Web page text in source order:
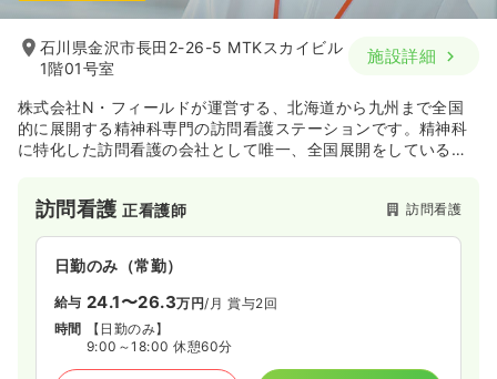
石川県金沢市長田2-26-5 MTKスカイビル
1階01号室
施設詳細
株式会社N・フィールドが運営する、北海道から九州まで全国
的に展開する精神科専門の訪問看護ステーションです。精神科
に特化した訪問看護の会社として唯一、全国展開をしている企
訪問看護正看護師 訪問看護
日勤のみ（常勤）
給与 24.1〜26.3万円/月 賞与2回
時間
【日勤のみ】
9:00～18:00 休憩60分